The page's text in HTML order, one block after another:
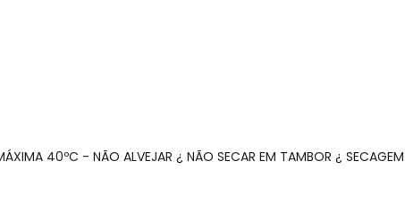
40ºC - NÃO ALVEJAR ¿ NÃO SECAR EM TAMBOR ¿ SECAGEM